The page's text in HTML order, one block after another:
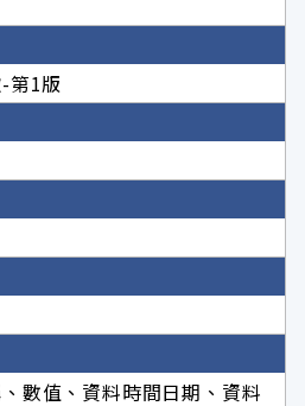
第1版
數值、資料時間日期、資料